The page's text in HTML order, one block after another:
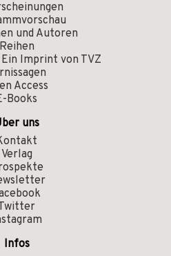
und Autoren
Reihen
Ein Imprint von TVZ
Access
Books
uns
Verlag
Infos